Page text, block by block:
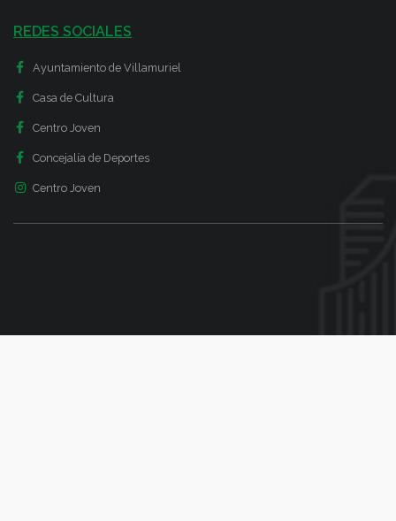
REDES SOCIALES
Ayuntamiento de Villamuriel
Casa de Cultura
Centro Joven
Concejalía de Deportes
Centro Joven